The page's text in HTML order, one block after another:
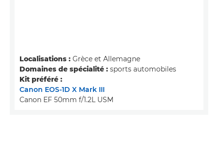
Localisations : Grèce et Allemagne
Domaines de spécialité : sports automobiles
Kit préféré :
Canon EOS-1D X Mark III
Canon EF 50mm f/1.2L USM